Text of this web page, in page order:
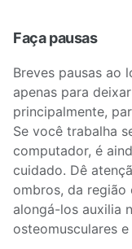
Faça pausas
Breves pausas ao
apenas para
principalmente,
Se você trabalha
computador, é
cuidado. Dê
ombros, da região
alongá-los auxilia
osteomusculares